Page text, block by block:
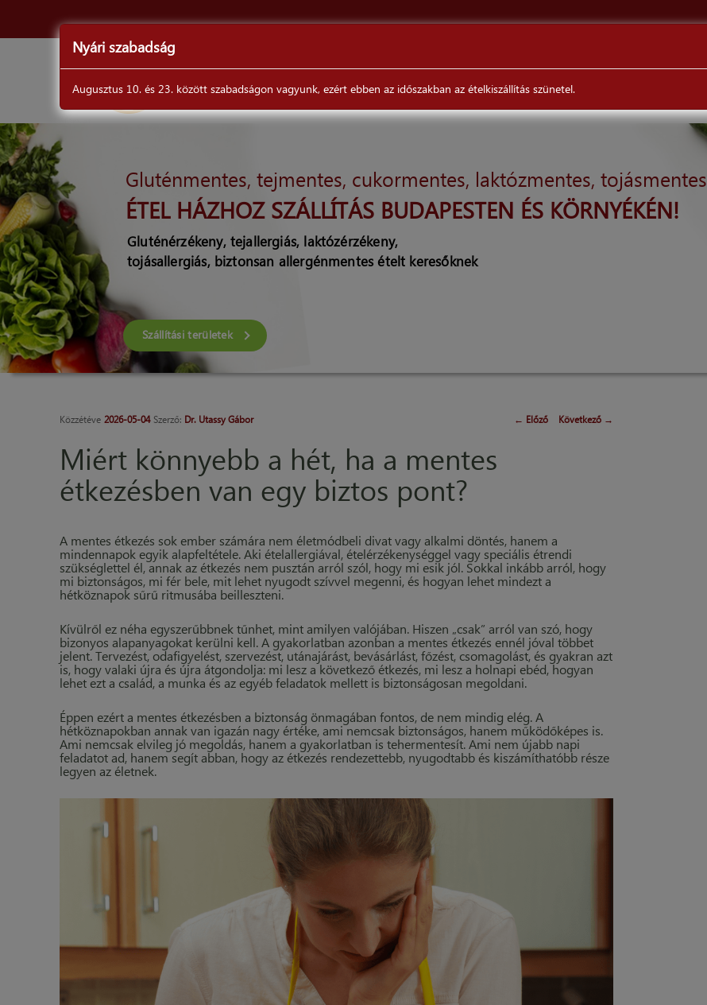
DrSéf
Gluténmentes, tejmentes, cukormentes, laktózmentes, tojásmentes
ÉTEL HÁZHOZ SZÁLLÍTÁS BUDAPESTEN ÉS KÖRNYÉKÉN!
Gluténérzékeny, tejallergiás, laktózérzékeny,
tojásallergiás, biztonsan allergénmentes ételt keresőknek
Szállítási területek
Közzétéve 2026-05-04 Szerző: Dr. Utassy Gábor ← Előző Következő →
Miért könnyebb a hét, ha a mentes
étkezésben van egy biztos pont?
A mentes étkezés sok ember számára nem életmódbeli divat vagy alkalmi döntés, hanem a
mindennapok egyik alapfeltétele. Aki ételallergiával, ételérzékenységgel vagy speciális étrendi
szükséglettel él, annak az étkezés nem pusztán arról szól, hogy mi esik jól. Sokkal inkább arról, hogy
mi biztonságos, mi fér bele, mit lehet nyugodt szívvel megenni, és hogyan lehet mindezt a
hétköznapok sűrű ritmusába beilleszteni.
Kívülről ez néha egyszerűbbnek tűnhet, mint amilyen valójában. Hiszen „csak” arról van szó, hogy
bizonyos alapanyagokat kerülni kell. A gyakorlatban azonban a mentes étkezés ennél jóval többet
jelent. Tervezést, odafigyelést, szervezést, utánajárást, bevásárlást, főzést, csomagolást, és gyakran azt
is, hogy valaki újra és újra átgondolja: mi lesz a következő étkezés, mi lesz a holnapi ebéd, hogyan
lehet ezt a család, a munka és az egyéb feladatok mellett is biztonságosan megoldani.
Éppen ezért a mentes étkezésben a biztonság önmagában fontos, de nem mindig elég. A
hétköznapokban annak van igazán nagy értéke, ami nemcsak biztonságos, hanem működőképes is.
Ami nemcsak elvileg jó megoldás, hanem a gyakorlatban is tehermentesít. Ami nem újabb napi
feladatot ad, hanem segít abban, hogy az étkezés rendezettebb, nyugodtabb és kiszámíthatóbb része
legyen az életnek.
Nyári szabadság
Augusztus 10. és 23. között szabadságon vagyunk, ezért ebben az időszakban az ételkiszállítás szünetel.